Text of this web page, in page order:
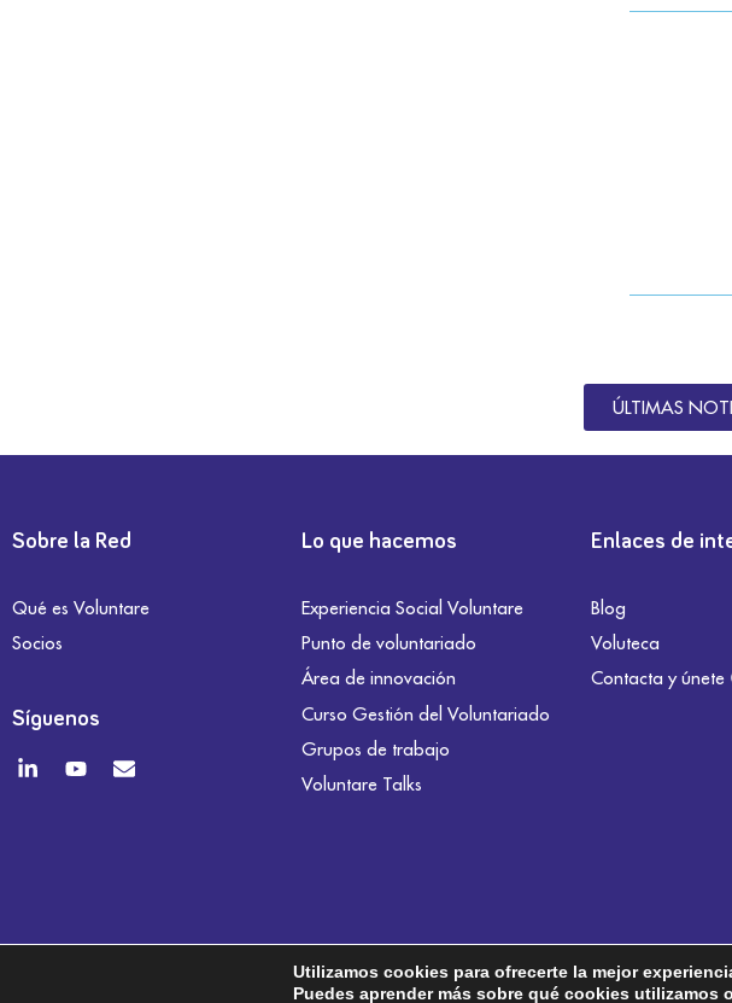
ÚLTIMAS
Sobre la Red
Qué es Voluntare
Socios
Síguenos
Lo que hacemos
Experiencia Social Voluntare
Punto de voluntariado
Área de innovación
Curso Gestión del Voluntariado
Grupos de trabajo
Voluntare Talks
Enlaces de
Blog
Voluteca
Contacta y únete
Política de privacidad Política de cookies
Utilizamos cookies para ofrecerte la mejor
Puedes aprender más sobre qué cookies utilizamos